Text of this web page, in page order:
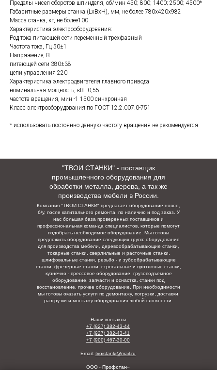
Пределы чисел оборотов шпинделя, об/мин 450; 800; 1400; 2500; 4500*
Габаритные размеры станка (LхBхH), мм, не более 780x420x982
Масса станка, кг, не более100
Характеристика электрооборудования:
Род тока питающей сети переменный трехфазный
Частота тока, Гц 50±1
Напряжение, В
питающей сети 380±38
цепи управления 220
Характеристика электродвигателя главного привода
номинальная мощность, кВт 0,55
частота вращения, мин -1 1500 синхронная
Класс электрооборудования по ГОСТ 12.2.007.0-751
* использовать постоянно данную частоту вращения не рекомендуется
"ТВОИ СТАНКИ" - поставщик
промышленного оборудования для
обработки металла, дерева, а так же
производства мебели в России.
Компания "ТВОИ СТАНКИ" предлагает оборудование новое,
б/у, после капитального ремонта, по наличию и под заказ. У
нас большая база проверенных поставщиков и
профессиональная команда специалистов, которые помогут
подобрать необходимое оборудование. Мы готовы
предложить оборудование следующих групп: оборудование
для производства мебели, деревообрабатывающие станки,
токарные станки, сверлильные и расточные станки,
шлифовальные станки, резьбо - и зубообрабатывающие
станки, фрезерные станки, строгальные и протяжные станки,
кузнечно - прессовое оборудование, грузоподъемное
оборудование, запчасти и оснастка, станки под
восстановление, прочее оборудование. При необходимости
мы готовы оказать услуги по демонтажу, погрузки,
доставки,
разгрузки и монтажу оборудования любой сложности.
Наши контакты
+7 (927) 382-43-44
+7 (927) 382-43-41
+7 (900) 467-30-00
Email: tvoistanki@mail.ru
ООО «Профстан»